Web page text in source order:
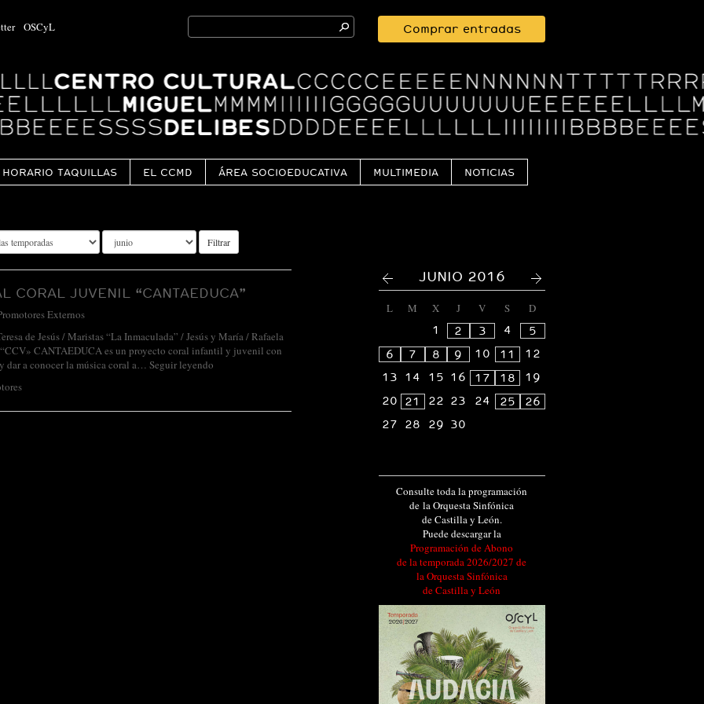
OSCyL
Search
for:
Comprar entradas
HORARIO TAQUILLAS EL CCMD ÁREA SOCIOEDUCATIVA MULTIMEDIA NOTICIAS
Filtrar
CORAL JUVENIL “CANTAEDUCA”
Externos
de Jesús / Maristas “La Inmaculada” / Jesús y María / Rafaela
CANTAEDUCA es un proyecto coral infantil y juvenil con
dar a conocer la música coral a… Seguir leyendo
JUNIO 2016
L M X J V S
D
1
2 3 4
5
6
7 8 9 10 11
12
13
14 15 16 17 18
19
20
21 22 23 24 25
26
27
28 29 30
Consulte toda la programación
de la Orquesta Sinfónica
de Castilla y León.
Puede descargar la
Programación de Abono
de la temporada 2026/2027 de
la Orquesta Sinfónica
de Castilla y León